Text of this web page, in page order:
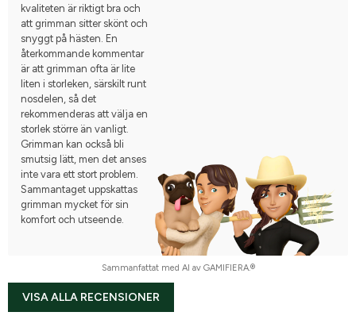
kvaliteten är riktigt bra och
att grimman sitter skönt och
snyggt på hästen. En
återkommande kommentar
är att grimman ofta är lite
liten i storleken, särskilt runt
nosdelen, så det
rekommenderas att välja en
storlek större än vanligt.
Grimman kan också bli
smutsig lätt, men det anses
inte vara ett stort problem.
Sammantaget uppskattas
grimman mycket för sin
komfort och utseende.
Sammanfattat med AI av GAMIFIERA.®
VISA ALLA RECENSIONER